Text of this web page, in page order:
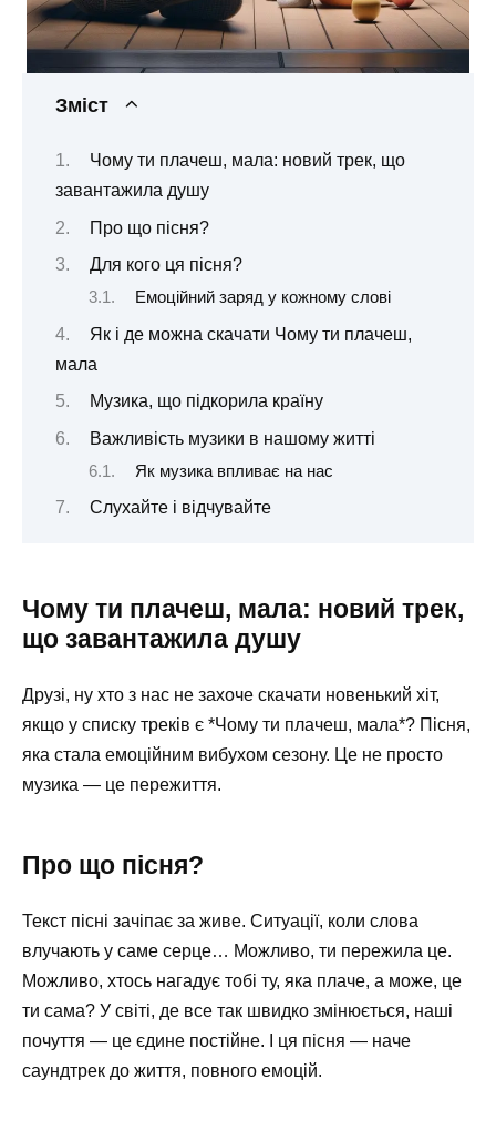
Зміст
Чому ти плачеш, мала: новий трек, що
завантажила душу
Про що пісня?
Для кого ця пісня?
Емоційний заряд у кожному слові
Як і де можна скачати Чому ти плачеш,
мала
Музика, що підкорила країну
Важливість музики в нашому житті
Як музика впливає на нас
Слухайте і відчувайте
Чому ти плачеш, мала: новий трек,
що завантажила душу
Друзі, ну хто з нас не захоче скачати новенький хіт,
якщо у списку треків є *Чому ти плачеш, мала*? Пісня,
яка стала емоційним вибухом сезону. Це не просто
музика — це пережиття.
Про що пісня?
Текст пісні зачіпає за живе. Ситуації, коли слова
влучають у саме серце… Можливо, ти пережила це.
Можливо, хтось нагадує тобі ту, яка плаче, а може, це
ти сама? У світі, де все так швидко змінюється, наші
почуття — це єдине постійне. І ця пісня — наче
саундтрек до життя, повного емоцій.